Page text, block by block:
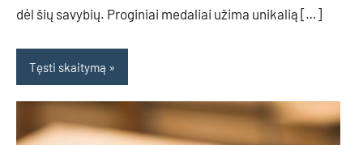
dėl šių savybių. Proginiai medaliai užima unikalią […]
Tęsti skaitymą